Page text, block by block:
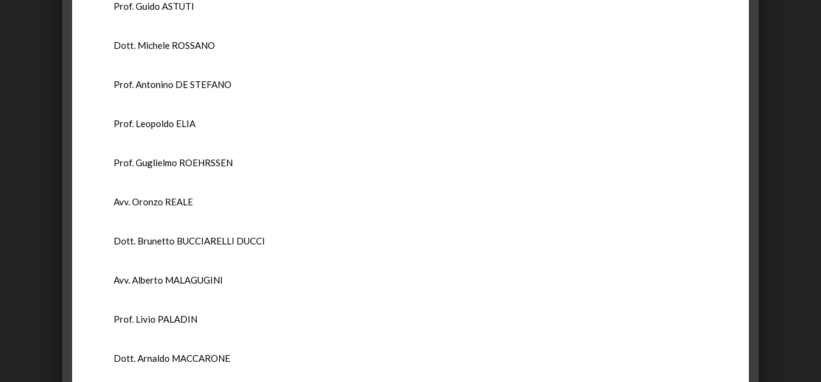
Prof. Guido ASTUTI
Dott. Michele ROSSANO
Prof. Antonino DE STEFANO
Prof. Leopoldo ELIA
Prof. Guglielmo ROEHRSSEN
Avv. Oronzo REALE
Dott. Brunetto BUCCIARELLI DUCCI
Avv. Alberto MALAGUGINI
Prof. Livio PALADIN
Dott. Arnaldo MACCARONE